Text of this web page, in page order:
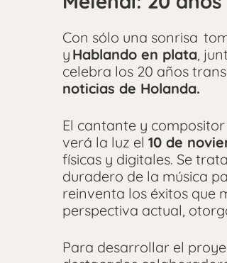
Con sólo una sonrisa
y Hablando en plata,
celebra los 20 años
noticias de Holanda.
El cantante y
verá la luz el 10 de
físicas y digitales. Se
duradero de la música
reinventa los éxitos que
perspectiva actual,
Para desarrollar el